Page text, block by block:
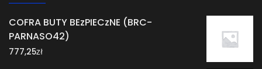
COFRA BUTY BEzPIECzNE (BRC-
PARNASO42)
777,25zł